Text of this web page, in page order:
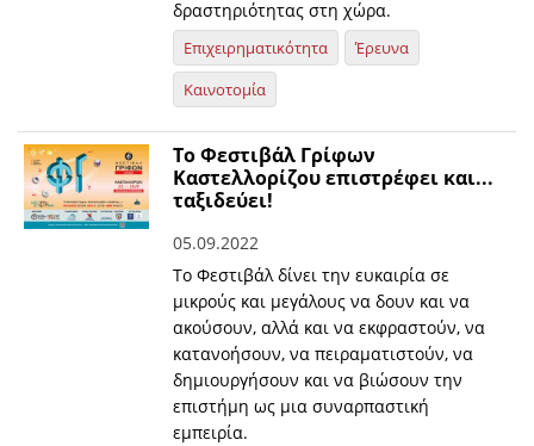
δραστηριότητας στη χώρα.
Επιχειρηματικότητα
Έρευνα
Καινοτομία
Το Φεστιβάλ Γρίφων
Καστελλορίζου επιστρέφει και...
ταξιδεύει!
05.09.2022
Το Φεστιβάλ δίνει την ευκαιρία σε
μικρούς και μεγάλους να δουν και να
ακούσουν, αλλά και να εκφραστούν, να
κατανοήσουν, να πειραματιστούν, να
δημιουργήσουν και να βιώσουν την
επιστήμη ως μια συναρπαστική
εμπειρία.